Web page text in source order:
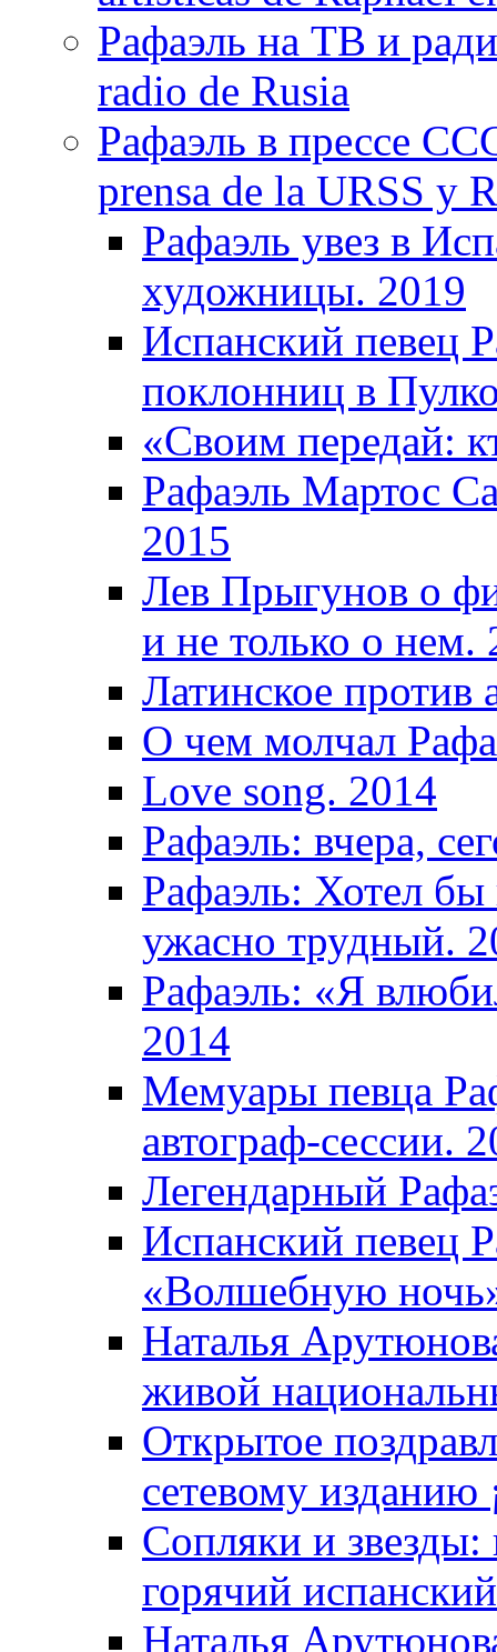
Рафаэль на ТВ и
radio de Rusia
Рафаэль в прессе
prensa de la URSS y
Рафаэль увез в
художницы. 2019
Испанский певец
поклонниц в
«Своим передай:
Рафаэль Мартос
2015
Лев Прыгунов о
и не только о нем.
Латинское против
О чем молчал
Love song. 2014
Рафаэль: вчера,
Рафаэль: Хотел
ужасно трудный.
Рафаэль: «Я
2014
Мемуары певца
автограф-сессии.
Легендарный
Испанский певец
«Волшебную
Наталья
живой
Открытое
сетевому изданию
Сопляки и звезды:
горячий
Наталья